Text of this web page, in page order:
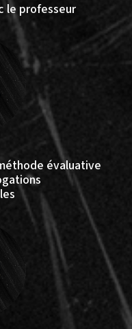
le professeur
évaluative